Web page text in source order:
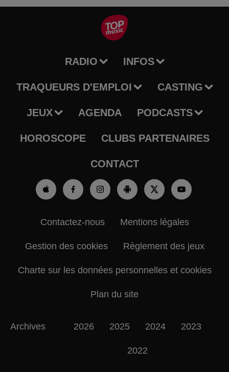
RADIO INFOS
TRAQUEURS D'EMPLOI CASTING
JEUX AGENDA PODCASTS
HOROSCOPE CLUBS PARTENAIRES
CONTACT
Contactez-nous Mentions légales
Gestion des cookies Règlement des jeux
Charte sur les données personnelles et cookies
Plan du site
Archives 2026 2025 2024 2023
2022